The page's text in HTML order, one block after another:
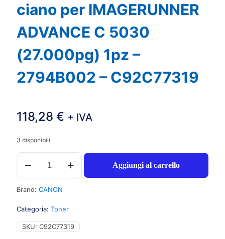
ciano per IMAGERUNNER
ADVANCE C 5030
(27.000pg) 1pz –
2794B002 – C92C77319
118,28 € + IVA
3 disponibili
Canon
CEXV29
Toner
ciano
per
ADVANCE
C
5030
Aggiungi al carrello
Brand: CANON
Categoria: Toner
SKU: C92C77319